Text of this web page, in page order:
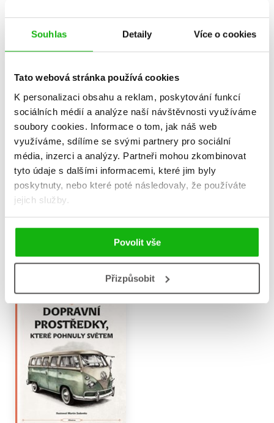
Souhlas Detaily Více o cookies
Tato webová stránka používá cookies
K personalizaci obsahu a reklam, poskytování funkcí
sociálních médií a analýze naší návštěvnosti využíváme
soubory cookies. Informace o tom, jak náš web
využíváme, sdílíme se svými partnery pro sociální
média, inzerci a analýzy. Partneři mohou zkombinovat
tyto údaje s dalšími informacemi, které jim byly
poskytnuty, nebo které poté následovaly, že používáte
jejich služby.
Povolit vše
Přizpůsobit
Dopravní prostředky, které
světem nepohnuly
Štěpánka Sekaninová
Tom Velčovský
239 Kč
Do košíku
Obratní obratlovci
239 Kč